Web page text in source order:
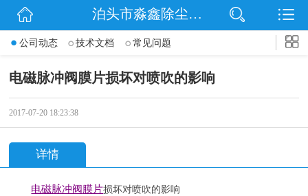
网站首页
公司动态
泊头市淼鑫除尘配件销售处
公司动态 技术文档 常见问题
电磁脉冲阀膜片损坏对喷吹的影响
2017-07-20 18:23:38
详情
电磁脉冲阀膜片损坏对喷吹的影响